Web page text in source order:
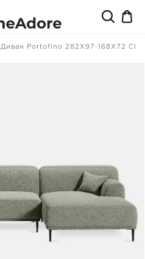
Диван Portofino 282X97-168X72 CM